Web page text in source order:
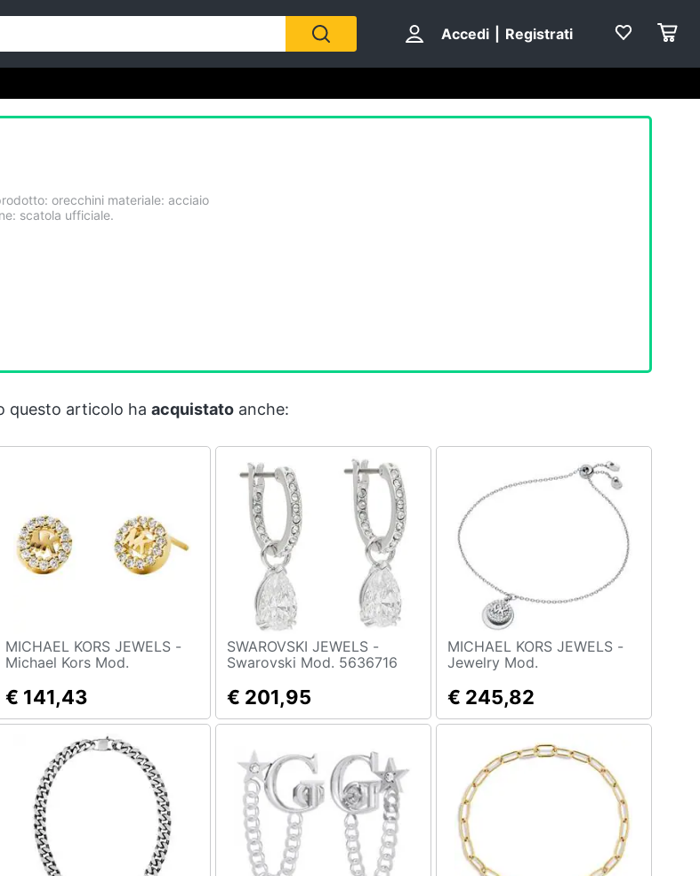
Accedi Registrati
orecchini materiale: acciaio
scatola ufficiale.
questo articolo ha acquistatoanche:
MICHAEL KORS JEWELS -
Michael Kors Mod.
€ 141,43
SWAROVSKI JEWELS -
Swarovski Mod. 5636716
€ 201,95
MICHAEL KORS JEWELS -
Jewelry Mod.
€ 245,82